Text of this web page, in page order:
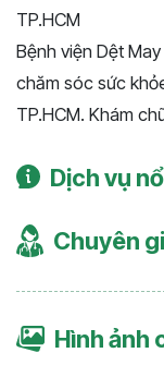
TP.HCM
Bệnh viện Dệt
chăm sóc sức
TP.HCM. Khám
Dịch vụ
Chuyên
Hình ảnh